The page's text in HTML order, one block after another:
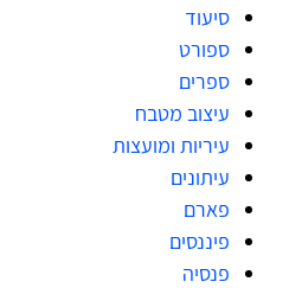
סיעוד
ספורט
ספרים
עיצוב מטבח
עיריות ומועצות
עיתונים
פארם
פיננסים
פנסיה